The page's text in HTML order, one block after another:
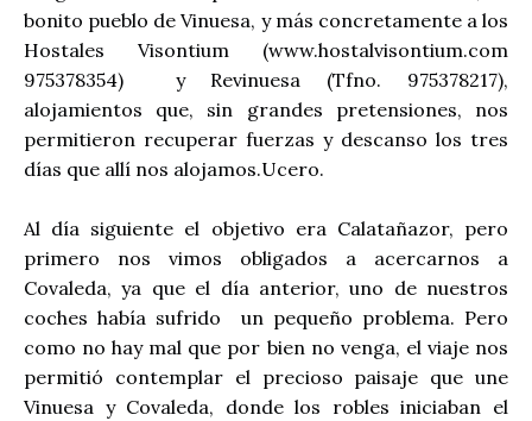
bonito pueblo de Vinuesa, y más concretamente a los
Hostales Visontium (www.hostalvisontium.com
975378354) y Revinuesa (Tfno. 975378217),
alojamientos que, sin grandes pretensiones, nos
permitieron recuperar fuerzas y descanso los tres
días que allí nos alojamos.Ucero.
Al día siguiente el objetivo era Calatañazor, pero
primero nos vimos obligados a acercarnos a
Covaleda, ya que el día anterior, uno de nuestros
coches había sufrido un pequeño problema. Pero
como no hay mal que por bien no venga, el viaje nos
permitió contemplar el precioso paisaje que une
Vinuesa y Covaleda, donde los robles iniciaban el